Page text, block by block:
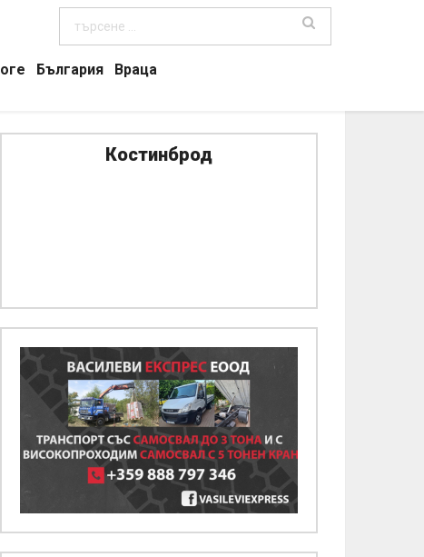
България
Враца
Костинброд